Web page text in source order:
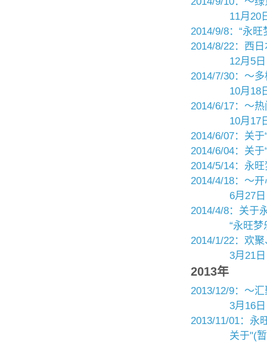
11月20
2014/9/8：“永
2014/8/22：西
12月5
2014/7/30：～
10月18
2014/6/17：～
10月17
2014/6/07：关
2014/6/04：关
2014/5/14：永
2014/4/18：～
6月27
2014/4/8：关于
“永旺梦
2014/1/22：欢
3月21
2013年
2013/12/9：～汇
3月16
2013/11/01：永
关于"(